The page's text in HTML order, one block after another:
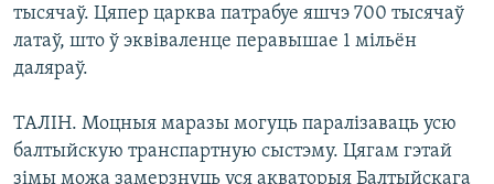
тысячаў. Цяпер царква патрабуе яшчэ 700 тысячаў
латаў, што ў эквіваленце перавышае 1 мільён
даляраў.
ТАЛІН. Моцныя маразы могуць паралізаваць усю
балтыйскую транспартную сыстэму. Цягам гэтай
зімы можа замерзнуць уся акваторыя Балтыйскага